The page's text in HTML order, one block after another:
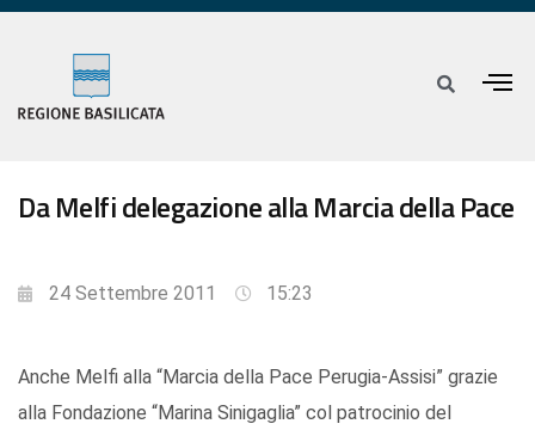
Da Melfi delegazione alla Marcia della Pace
24 Settembre 2011 15:23
Anche Melfi alla “Marcia della Pace Perugia-Assisi” grazie
alla Fondazione “Marina Sinigaglia” col patrocinio del